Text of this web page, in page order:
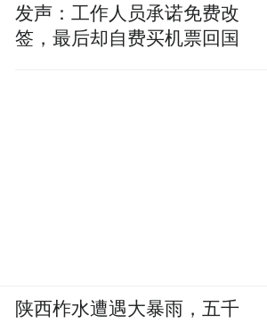
发声：工作人员承诺免费改
签，最后却自费买机票回国
陕西柞水遭遇大暴雨，五千